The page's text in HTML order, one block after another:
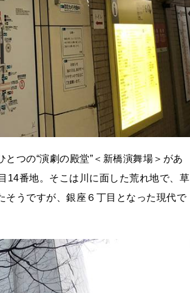
つの“演劇の殿堂”＜新橋演舞場＞があ
14番地。そこは川に面した荒れ地で、草
そうですが、銀座６丁目となった現代で